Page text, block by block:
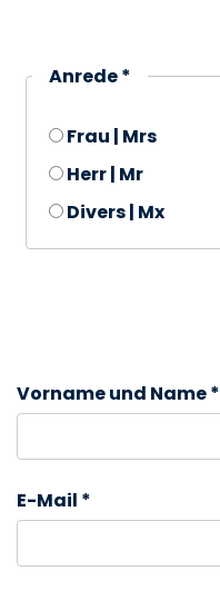
Anrede *
Frau | Mrs
Herr | Mr
Divers | Mx
Vorname und Name *
E-Mail *